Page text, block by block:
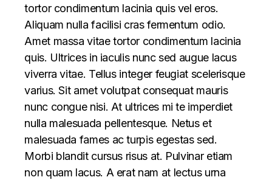
tortor condimentum lacinia quis vel eros.
Aliquam nulla facilisi cras fermentum odio.
Amet massa vitae tortor condimentum lacinia
quis. Ultrices in iaculis nunc sed augue lacus
viverra vitae. Tellus integer feugiat scelerisque
varius. Sit amet volutpat consequat mauris
nunc congue nisi. At ultrices mi te imperdiet
nulla malesuada pellentesque. Netus et
malesuada fames ac turpis egestas sed.
Morbi blandit cursus risus at. Pulvinar etiam
non quam lacus. A erat nam at lectus urna